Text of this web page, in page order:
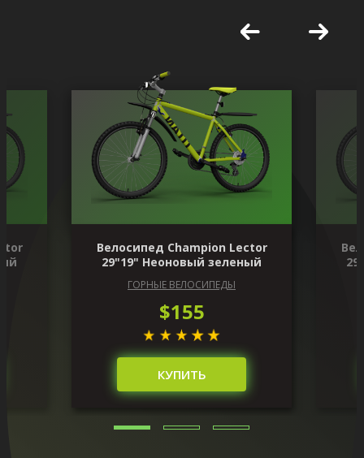
Велосипед Champion Lector
29"19" Неоновый зеленый
ГОРНЫЕ ВЕЛОСИПЕДЫ
$155
КУПИТЬ